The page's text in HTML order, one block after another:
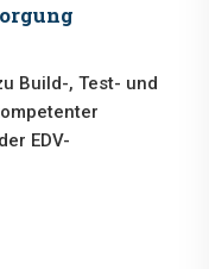
Build-, Test- und
EDV-